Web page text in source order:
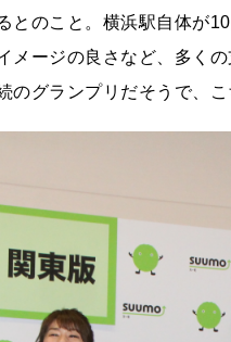
とのこと。横浜駅自体が
メージの良さなど、多く
のグランプリだそうで、